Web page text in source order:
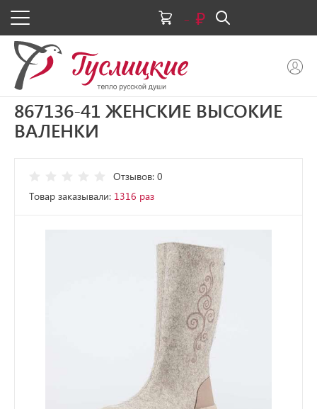
-
867136-41 ЖЕНСКИЕ ВЫСОКИЕ
ВАЛЕНКИ
Отзывов: 0
Товар заказывали: 1316 раз